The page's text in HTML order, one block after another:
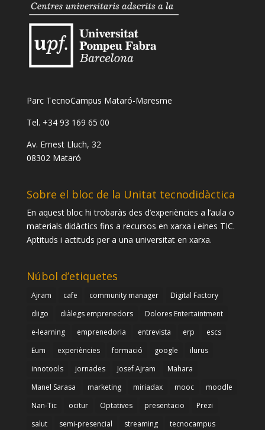
Parc TecnoCampus Mataró-Maresme
Tel. +34 93 169 65 00
Av. Ernest Lluch, 32
08302 Mataró
Sobre el bloc de la Unitat tecnodidàctica
En aquest bloc hi trobaràs des d’experiències a l’aula o
materials didàctics fins a recursos en xarxa i eines TIC.
Aptituds i actituds per a una universitat en xarxa.
Núbol d’etiquetes
Ajram cafe community manager
Digital Factory
diigo
diàlegs emprenedors
Dolores Entertaintment
e-learning
emprenedoria entrevista erp
escs
Eum
experiències formació google
ilurus
innotools
jornades Josef Ajram
Mahara
Manel Sarasa
marketing miriadax mooc
moodle
Nan-Tic
ocitur Optatives presentacio
Prezi
salut
semi-presencial streaming tecnocampus